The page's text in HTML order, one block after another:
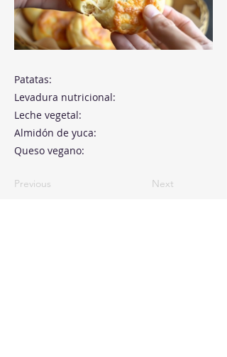
Patatas:
Levadura nutricional:
Leche vegetal:
Almidón de yuca:
Queso vegano:
Previous Next